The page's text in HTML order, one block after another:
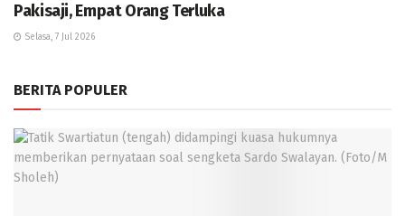
Pakisaji, Empat Orang Terluka
Selasa, 7 Jul 2026
BERITA POPULER